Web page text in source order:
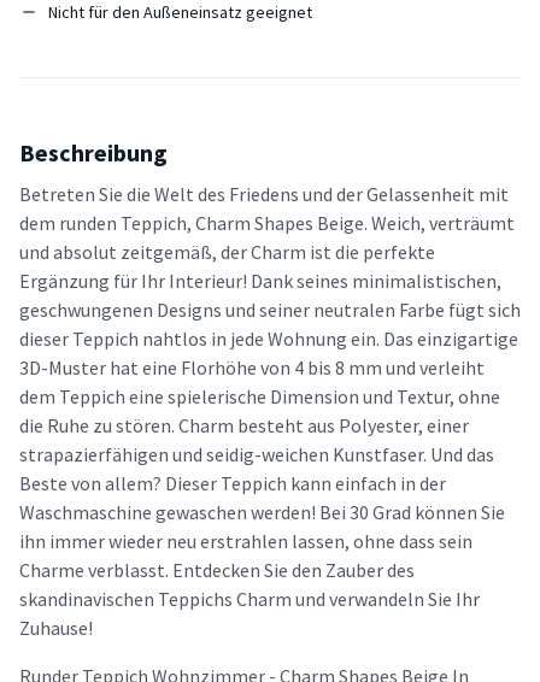
Nicht für den Außeneinsatz geeignet
Beschreibung
Betreten Sie die Welt des Friedens und der Gelassenheit mit
dem runden Teppich, Charm Shapes Beige. Weich, verträumt
und absolut zeitgemäß, der Charm ist die perfekte
Ergänzung für Ihr Interieur! Dank seines minimalistischen,
geschwungenen Designs und seiner neutralen Farbe fügt sich
dieser Teppich nahtlos in jede Wohnung ein. Das einzigartige
3D-Muster hat eine Florhöhe von 4 bis 8 mm und verleiht
dem Teppich eine spielerische Dimension und Textur, ohne
die Ruhe zu stören. Charm besteht aus Polyester, einer
strapazierfähigen und seidig-weichen Kunstfaser. Und das
Beste von allem? Dieser Teppich kann einfach in der
Waschmaschine gewaschen werden! Bei 30 Grad können Sie
ihn immer wieder neu erstrahlen lassen, ohne dass sein
Charme verblasst. Entdecken Sie den Zauber des
skandinavischen Teppichs Charm und verwandeln Sie Ihr
Zuhause!
Runder Teppich Wohnzimmer - Charm Shapes Beige In